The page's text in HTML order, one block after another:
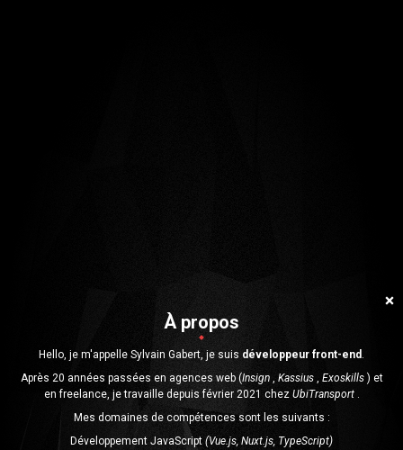
À propos
Hello, je m'appelle Sylvain Gabert, je suis développeur front-end.
Après 20 années passées en agences web (Insign , Kassius , Exoskills ) et
en freelance, je travaille depuis février 2021 chez UbiTransport .
Mes domaines de compétences sont les suivants :
Développement JavaScript (Vue.js, Nuxt.js, TypeScript)